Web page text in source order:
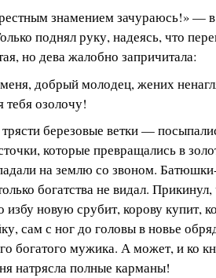
знамением зачураюсь!» —
поднял руку, надеясь, что
но дева жалобно запричитала:
добрый молодец, жених
озолочу!
березовые ветки —
которые превращались в
на землю со звоном.
богатства не видал.
избу новую срубит, корову купит,
сам с ног до головы в новье
богатого мужика. А может, и ко
натрясла полные карманы!